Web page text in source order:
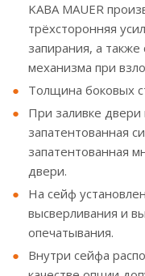
KABA MAUER
трёхсторонняя
запирания, а также
механизма при
Толщина боковых
При заливке двери
запатентованная
запатентованная
двери.
На сейф
высверливания и
опечатывания.
Внутри сейфа